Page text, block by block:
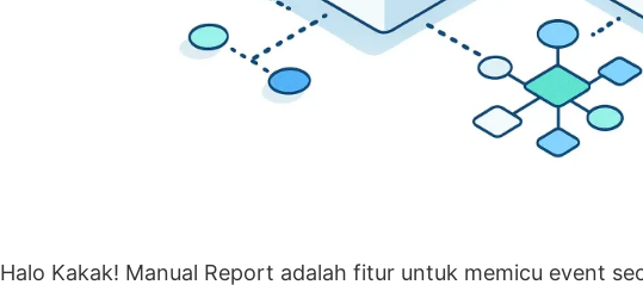
Halo Kakak! Manual Report adalah fitur untuk memicu event